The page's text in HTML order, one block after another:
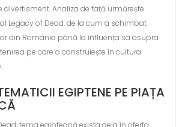
Analiza de față urmărește
Legacy of Dead, de la cum a schimbat
din România până la influența sa asupra
pe care o construiește în cultura
EGIPTENE PE PIAȚA
tema egipteană exista deja în oferta